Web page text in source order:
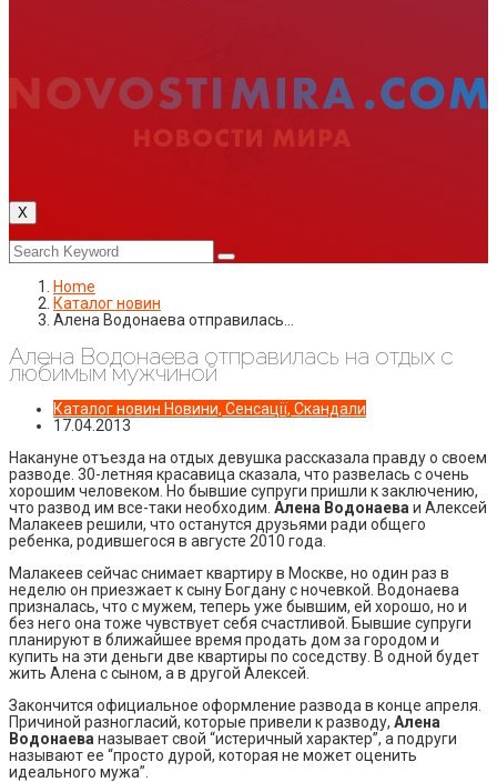
X
Home
Каталог новин
Алена Водонаева отправилась…
Алена Водонаева отправилась на отдых с
любимым мужчиной
Каталог новин Новини, Сенсації, Скандали
17.04.2013
Накануне отъезда на отдых девушка рассказала правду о своем
разводе. 30-летняя красавица сказала, что развелась с очень
хорошим человеком. Но бывшие супруги пришли к заключению,
что развод им все-таки необходим. Алена Водонаева и Алексей
Малакеев решили, что останутся друзьями ради общего
ребенка, родившегося в августе 2010 года.
Малакеев сейчас снимает квартиру в Москве, но один раз в
неделю он приезжает к сыну Богдану с ночевкой. Водонаева
призналась, что с мужем, теперь уже бывшим, ей хорошо, но и
без него она тоже чувствует себя счастливой. Бывшие супруги
планируют в ближайшее время продать дом за городом и
купить на эти деньги две квартиры по соседству. В одной будет
жить Алена с сыном, а в другой Алексей.
Закончится официальное оформление развода в конце апреля.
Причиной разногласий, которые привели к разводу, Алена
Водонаева называет свой “истеричный характер”, а подруги
называют ее “просто дурой, которая не может оценить
идеального мужа”.